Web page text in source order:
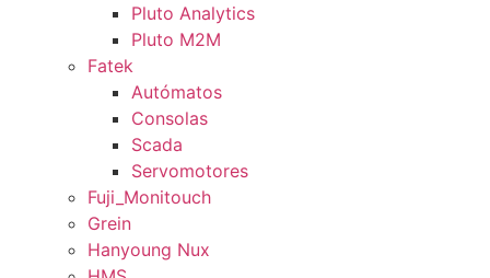
Pluto Analytics
Pluto M2M
Fatek
Autómatos
Consolas
Scada
Servomotores
Fuji_Monitouch
Grein
Hanyoung Nux